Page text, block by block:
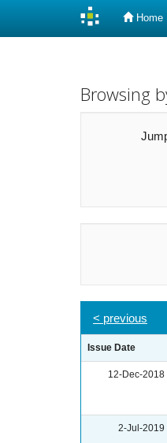
Home
Browsing
< previous
Issue Date
12-Dec-2018
2-Jul-2019